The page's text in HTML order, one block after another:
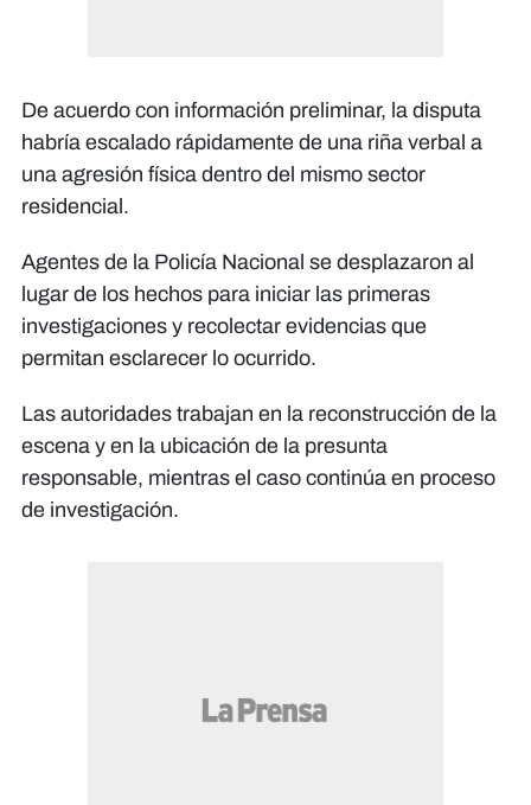
De acuerdo con información preliminar, la disputa
habría escalado rápidamente de una riña verbal a
una agresión física dentro del mismo sector
residencial.
Agentes de la Policía Nacional se desplazaron al
lugar de los hechos para iniciar las primeras
investigaciones y recolectar evidencias que
permitan esclarecer lo ocurrido.
Las autoridades trabajan en la reconstrucción de la
escena y en la ubicación de la presunta
responsable, mientras el caso continúa en proceso
de investigación.